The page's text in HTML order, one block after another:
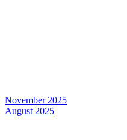
November 2025
August 2025